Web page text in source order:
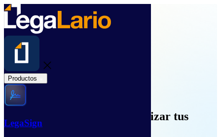
Productos
LegaSign
Usa nuestra IA para automatizar tus
procesos contractuales